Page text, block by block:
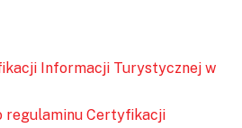
Informacji Turystycznej w
regulaminu Certyfikacji